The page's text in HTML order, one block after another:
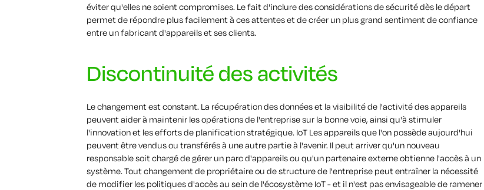
éviter qu'elles ne soient compromises. Le fait d'inclure des considérations de sécurité dès le départ
permet de répondre plus facilement à ces attentes et de créer un plus grand sentiment de confiance
entre un fabricant d'appareils et ses clients.
Discontinuité des activités
Le changement est constant. La récupération des données et la visibilité de l'activité des appareils
peuvent aider à maintenir les opérations de l'entreprise sur la bonne voie, ainsi qu'à stimuler
l'innovation et les efforts de planification stratégique. IoT Les appareils que l'on possède aujourd'hui
peuvent être vendus ou transférés à une autre partie à l'avenir. Il peut arriver qu'un nouveau
responsable soit chargé de gérer un parc d'appareils ou qu'un partenaire externe obtienne l'accès à un
système. Tout changement de propriétaire ou de structure de l'entreprise peut entraîner la nécessité
de modifier les politiques d'accès au sein de l'écosystème IoT - et il n'est pas envisageable de ramener